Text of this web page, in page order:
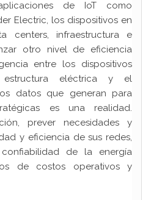
de IoT como
Electric, los dispositivos en
centers, infraestructura e
otro nivel de eficiencia
entre los dispositivos
eléctrica y el
datos que generan para
es una realidad.
prever necesidades y
y eficiencia de sus redes,
de la energía
de costos operativos y